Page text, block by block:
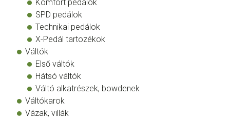
Komfort pedálok
SPD pedálok
Technikai pedálok
X-Pedál tartozékok
Váltók
Első váltók
Hátsó váltók
Váltó alkatrészek, bowdenek
Váltókarok
Vázak, villák